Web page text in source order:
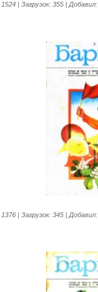
1524 | Загрузок: 355 | Добавил:
1376 Загрузок: 345 Добавил: